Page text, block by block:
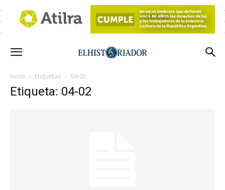
Inicio Etiquetas 04-02
Etiqueta: 04-02